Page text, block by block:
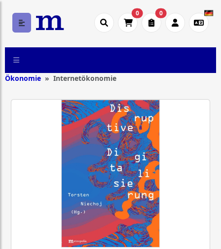
0 0
Ökonomie Internetökonomie